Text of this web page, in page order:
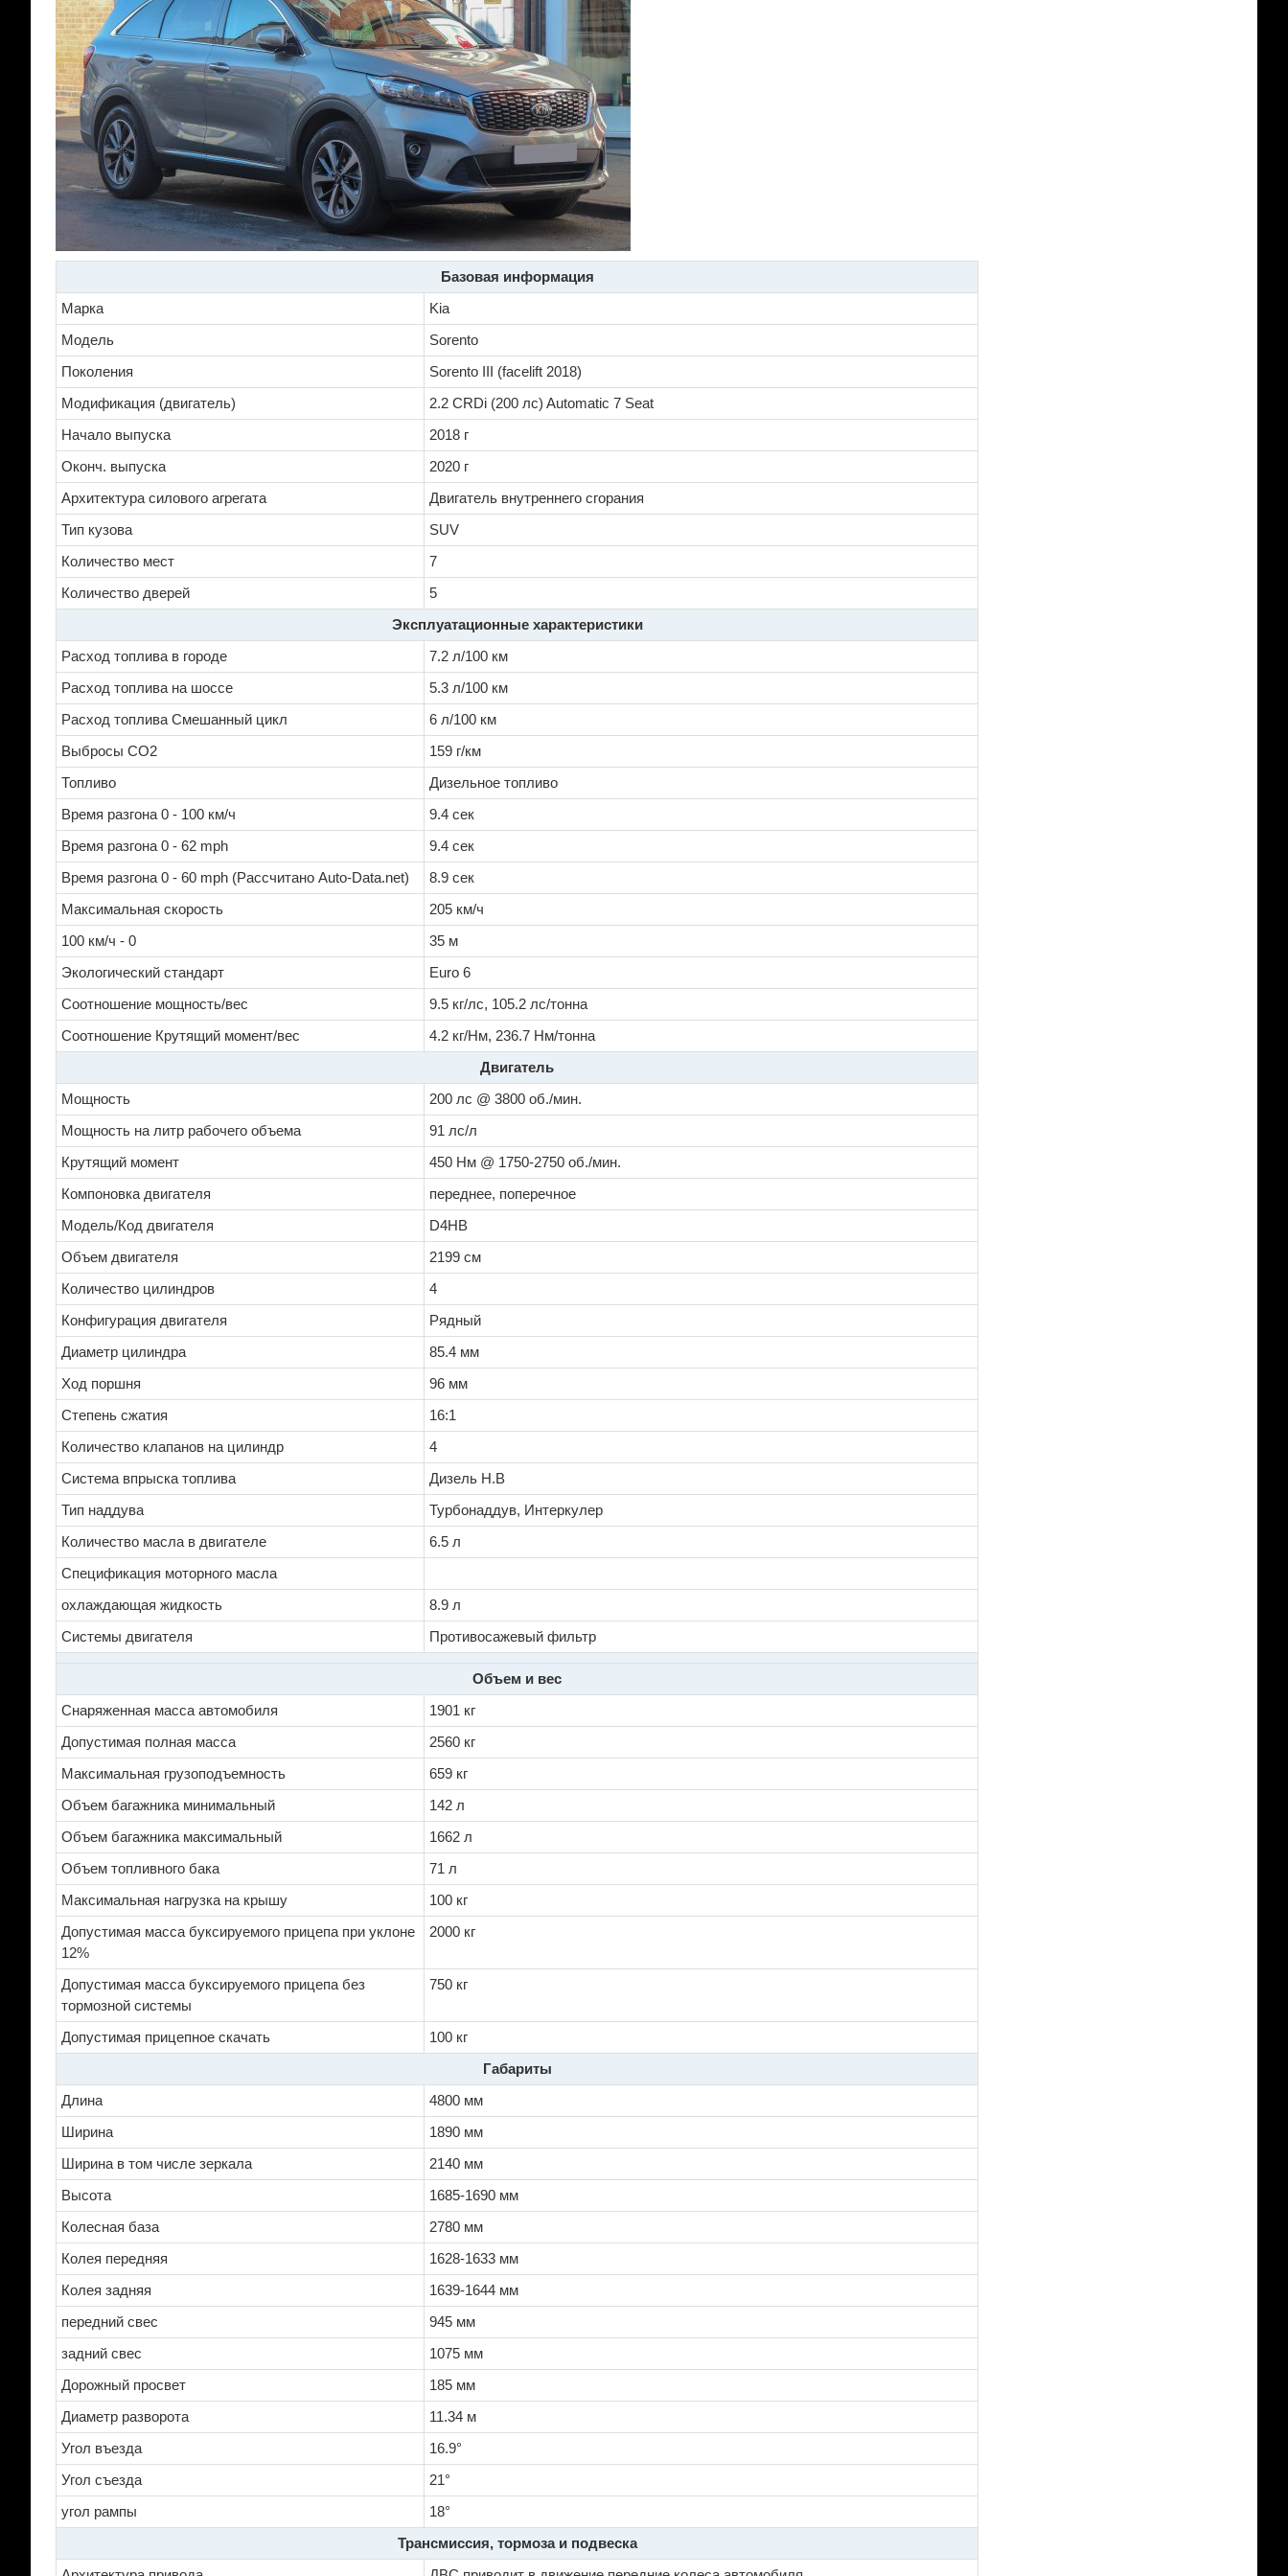
Базовая информация
Марка
Kia
Модель
Sorento
Поколения
Sorento III (facelift 2018)
Модификация (двигатель)
2.2 CRDi (200 лс) Automatic 7 Seat
Начало выпуска
2018 г
Оконч. выпуска
2020 г
Архитектура силового агрегата
Двигатель внутреннего сгорания
Тип кузова
SUV
Количество мест
7
Количество дверей
5
Эксплуатационные характеристики
Расход топлива в городе
7.2 л/100 км
Расход топлива на шоссе
5.3 л/100 км
Расход топлива Смешанный цикл
6 л/100 км
Выбросы CO2
159 г/км
Топливо
Дизельное топливо
Время разгона 0 - 100 км/ч
9.4 сек
Время разгона 0 - 62 mph
9.4 сек
Время разгона 0 - 60 mph (Рассчитано Auto-Data.net)
8.9 сек
Максимальная скорость
205 км/ч
100 км/ч - 0
35 м
Экологический стандарт
Euro 6
Соотношение мощность/вес
9.5 кг/лс, 105.2 лс/тонна
Соотношение Крутящий момент/вес
4.2 кг/Нм, 236.7 Нм/тонна
Двигатель
Мощность
200 лс @ 3800 об./мин.
Мощность на литр рабочего объема
91 лс/л
Крутящий момент
450 Нм @ 1750-2750 об./мин.
Компоновка двигателя
переднее, поперечное
Модель/Код двигателя
D4HB
Объем двигателя
2199 см
Количество цилиндров
4
Конфигурация двигателя
Рядный
Диаметр цилиндра
85.4 мм
Ход поршня
96 мм
Степень сжатия
16:1
Количество клапанов на цилиндр
4
Система впрыска топлива
Дизель Н.В
Тип наддува
Турбонаддув, Интеркулер
Количество масла в двигателе
6.5 л
Спецификация моторного масла
охлаждающая жидкость
8.9 л
Системы двигателя
Противосажевый фильтр
Объем и вес
Снаряженная масса автомобиля
1901 кг
Допустимая полная масса
2560 кг
Максимальная грузоподъемность
659 кг
Объем багажника минимальный
142 л
Объем багажника максимальный
1662 л
Объем топливного бака
71 л
Максимальная нагрузка на крышу
100 кг
Допустимая масса буксируемого прицепа при уклоне
12%
2000 кг
Допустимая масса буксируемого прицепа без
тормозной системы
750 кг
Допустимая прицепное скачать
100 кг
Габариты
Длина
4800 мм
Ширина
1890 мм
Ширина в том числе зеркала
2140 мм
Высота
1685-1690 мм
Колесная база
2780 мм
Колея передняя
1628-1633 мм
Колея задняя
1639-1644 мм
передний свес
945 мм
задний свес
1075 мм
Дорожный просвет
185 мм
Диаметр разворота
11.34 м
Угол въезда
16.9°
Угол съезда
21°
угол рампы
18°
Трансмиссия, тормоза и подвеска